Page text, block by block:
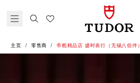
主页 零售商 ‭帝舵精品店 盛时表行（无锡八佰伴）‬